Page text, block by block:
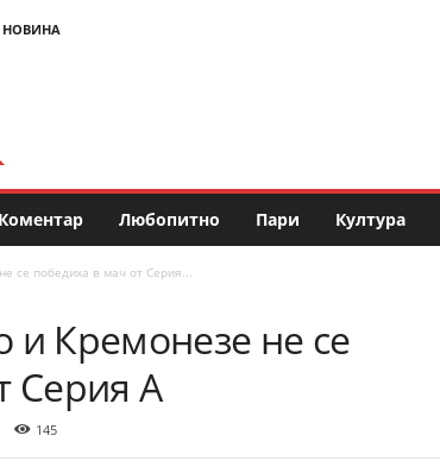
НОВИНА
Коментар Любопитно Пари Култура
се победиха в мач от Серия...
и Кремонезе не се
Серия А
145